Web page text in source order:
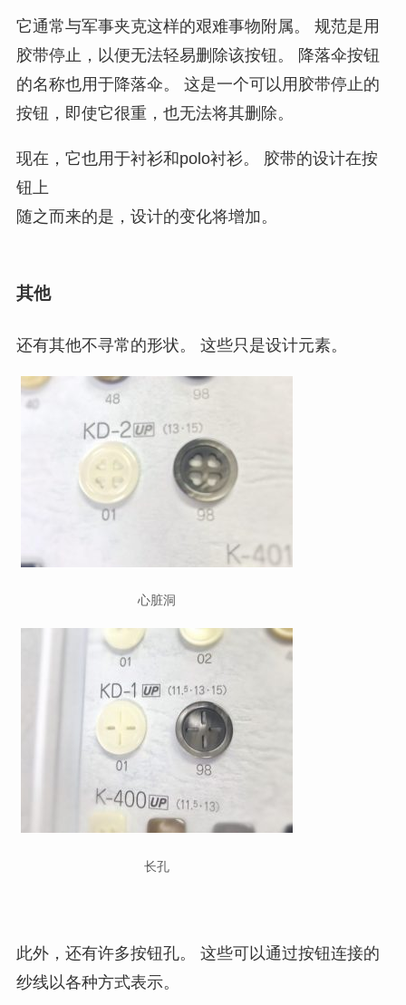
它通常与军事夹克这样的艰难事物附属。 规范是用
胶带停止，以便无法轻易删除该按钮。 降落伞按钮
的名称也用于降落伞。 这是一个可以用胶带停止的
按钮，即使它很重，也无法将其删除。
现在，它也用于衬衫和polo衬衫。 胶带的设计在按
钮上
随之而来的是，设计的变化将增加。
其他
还有其他不寻常的形状。 这些只是设计元素。
心脏洞
长孔
此外，还有许多按钮孔。 这些可以通过按钮连接的
纱线以各种方式表示。